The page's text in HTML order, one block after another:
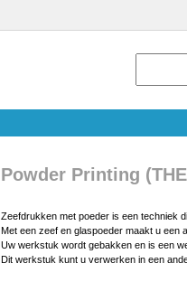
Powder Printing
Zeefdrukken met poeder is een techniek
Met een zeef en glaspoeder maakt u een
Uw werkstuk wordt gebakken en is een
Dit werkstuk kunt u verwerken in een